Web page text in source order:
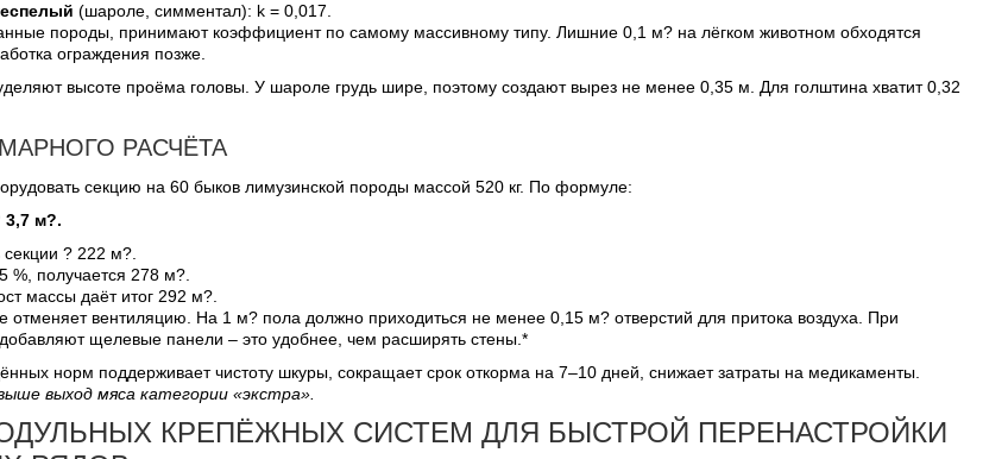
(шароле, симментал): k = 0,017.
породы, принимают коэффициент по самому массивному типу. Лишние 0,1 м? на лёгком животном обходятся
ограждения позже.
высоте проёма головы. У шароле грудь шире, поэтому создают вырез не менее 0,35 м. Для голштина хватит 0,32
РАСЧЁТА
секцию на 60 быков лимузинской породы массой 520 кг. По формуле:
3,7 м?.
? 222 м?.
%, получается 278 м?.
массы даёт итог 292 м?.
отменяет вентиляцию. На 1 м? пола должно приходиться не менее 0,15 м? отверстий для притока воздуха. При
щелевые панели – это удобнее, чем расширять стены.*
норм поддерживает чистоту шкуры, сокращает срок откорма на 7–10 дней, снижает затраты на медикаменты.
выход мяса категории «экстра».
КРЕПЁЖНЫХ СИСТЕМ ДЛЯ БЫСТРОЙ ПЕРЕНАСТРОЙКИ